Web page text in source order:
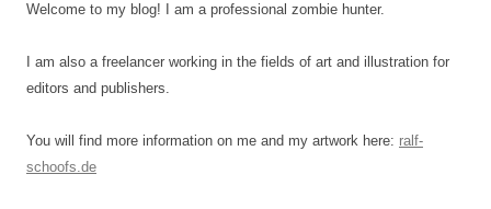
Welcome to my blog! I am a professional zombie hunter.
I am also a freelancer working in the fields of art and illustration for
editors and publishers.
You will find more information on me and my artwork here: ralf-
schoofs.de